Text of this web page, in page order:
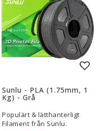
Sunlu - PLA (1.75mm, 1
Kg) - Grå
Populärt & lätthanterligt
Filament från Sunlu.